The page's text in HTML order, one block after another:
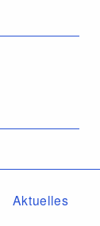
Aktuelles